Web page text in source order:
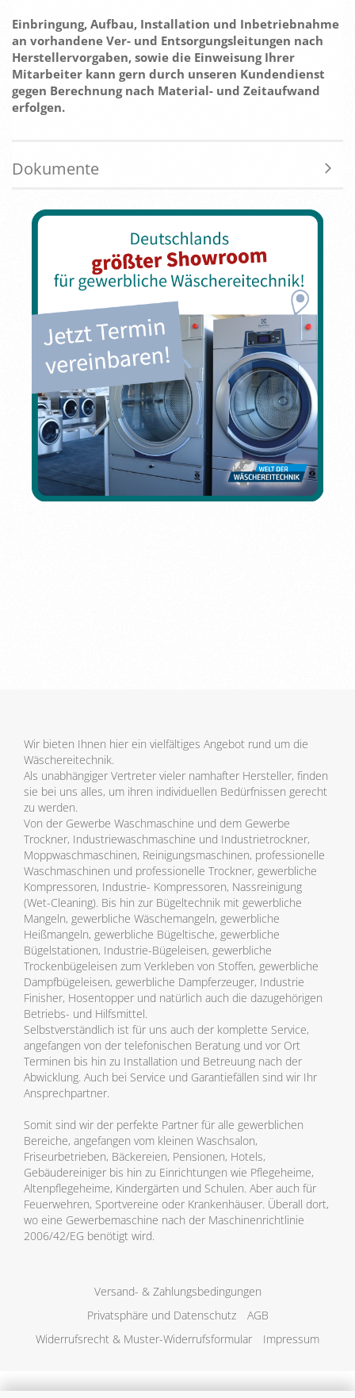
Einbringung, Aufbau, Installation und Inbetriebnahme
an vorhandene Ver- und Entsorgungsleitungen nach
Herstellervorgaben, sowie die Einweisung Ihrer
Mitarbeiter kann gern durch unseren Kundendienst
gegen Berechnung nach Material- und Zeitaufwand
erfolgen.
Dokumente
Wir bieten Ihnen hier ein vielfältiges Angebot rund um die
Wäschereitechnik.
Als unabhängiger Vertreter vieler namhafter Hersteller, finden
sie bei uns alles, um ihren individuellen Bedürfnissen gerecht
zu werden.
Von der Gewerbe Waschmaschine und dem Gewerbe
Trockner, Industriewaschmaschine und Industrietrockner,
Moppwaschmaschinen, Reinigungsmaschinen, professionelle
Waschmaschinen und professionelle Trockner, gewerbliche
Kompressoren, Industrie- Kompressoren, Nassreinigung
(Wet-Cleaning). Bis hin zur Bügeltechnik mit gewerbliche
Mangeln, gewerbliche Wäschemangeln, gewerbliche
Heißmangeln, gewerbliche Bügeltische, gewerbliche
Bügelstationen, Industrie-Bügeleisen, gewerbliche
Trockenbügeleisen zum Verkleben von Stoffen, gewerbliche
Dampfbügeleisen, gewerbliche Dampferzeuger, Industrie
Finisher, Hosentopper und natürlich auch die dazugehörigen
Betriebs- und Hilfsmittel.
Selbstverständlich ist für uns auch der komplette Service,
angefangen von der telefonischen Beratung und vor Ort
Terminen bis hin zu Installation und Betreuung nach der
Abwicklung. Auch bei Service und Garantiefällen sind wir Ihr
Ansprechpartner.
Somit sind wir der perfekte Partner für alle gewerblichen
Bereiche, angefangen vom kleinen Waschsalon,
Friseurbetrieben, Bäckereien, Pensionen, Hotels,
Gebäudereiniger bis hin zu Einrichtungen wie Pflegeheime,
Altenpflegeheime, Kindergärten und Schulen. Aber auch für
Feuerwehren, Sportvereine oder Krankenhäuser. Überall dort,
wo eine Gewerbemaschine nach der Maschinenrichtlinie
2006/42/EG benötigt wird.
Versand- & Zahlungsbedingungen
Privatsphäre und Datenschutz
AGB
Widerrufsrecht & Muster-Widerrufsformular
Impressum